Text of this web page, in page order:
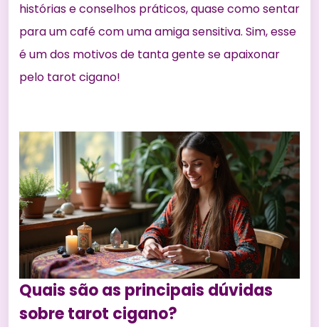
histórias e conselhos práticos, quase como sentar
para um café com uma amiga sensitiva. Sim, esse
é um dos motivos de tanta gente se apaixonar
pelo tarot cigano!
Quais são as principais dúvidas
sobre tarot cigano?